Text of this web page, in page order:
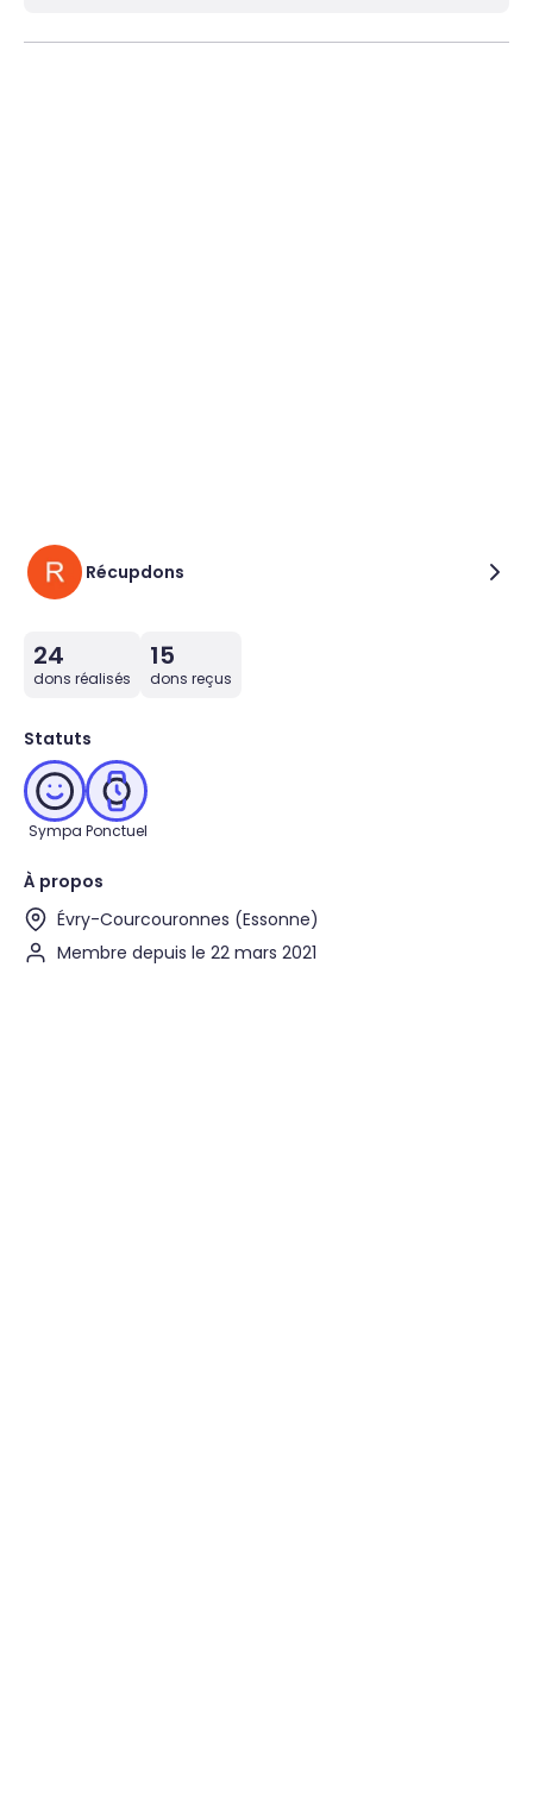
Récupdons
24
dons réalisés
15
dons reçus
Statuts
Sympa Ponctuel
À propos
Évry-Courcouronnes (Essonne)
Membre depuis le 22 mars 2021